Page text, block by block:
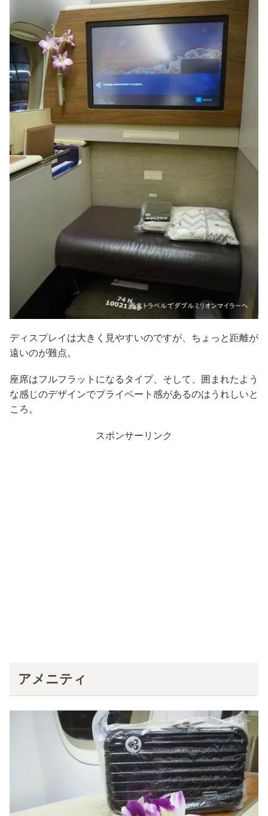
ディスプレイは大きく見やすいのですが、ちょっと距離が
遠いのが難点。
座席はフルフラットになるタイプ、そして、囲まれたよう
な感じのデザインでプライベート感があるのはうれしいと
ころ。
スポンサーリンク
アメニティ